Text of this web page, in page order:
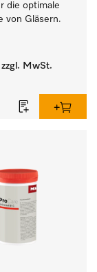
die optimale
von Gläsern.
zzgl. MwSt.